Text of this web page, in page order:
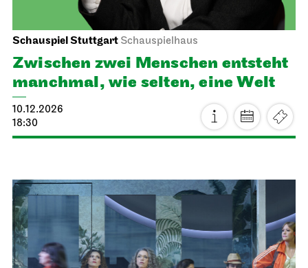
JOiNNord
Home Vibes - Gestalten im JOiN-
Haus!
20.11.2026
19:00 - 22:00